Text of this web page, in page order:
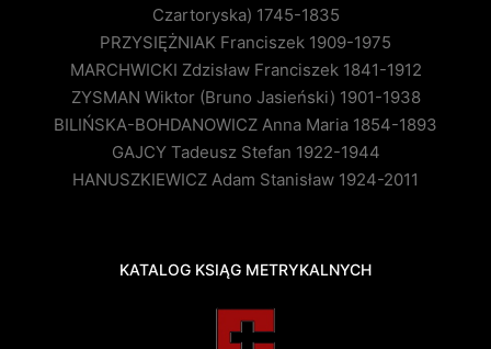
Czartoryska) 1745-1835
PRZYSIĘŻNIAK Franciszek 1909-1975
MARCHWICKI Zdzisław Franciszek 1841-1912
ZYSMAN Wiktor (Bruno Jasieński) 1901-1938
BILIŃSKA-BOHDANOWICZ Anna Maria 1854-1893
GAJCY Tadeusz Stefan 1922-1944
HANUSZKIEWICZ Adam Stanisław 1924-2011
KATALOG KSIĄG METRYKALNYCH